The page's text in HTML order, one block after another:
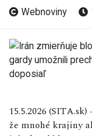
Webnoviny
15.5.2026
že mnohé krajiny